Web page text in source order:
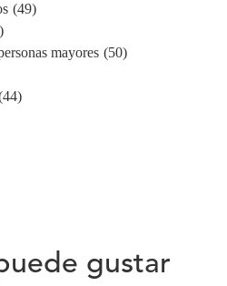
(49)
mayores (50)
gustar